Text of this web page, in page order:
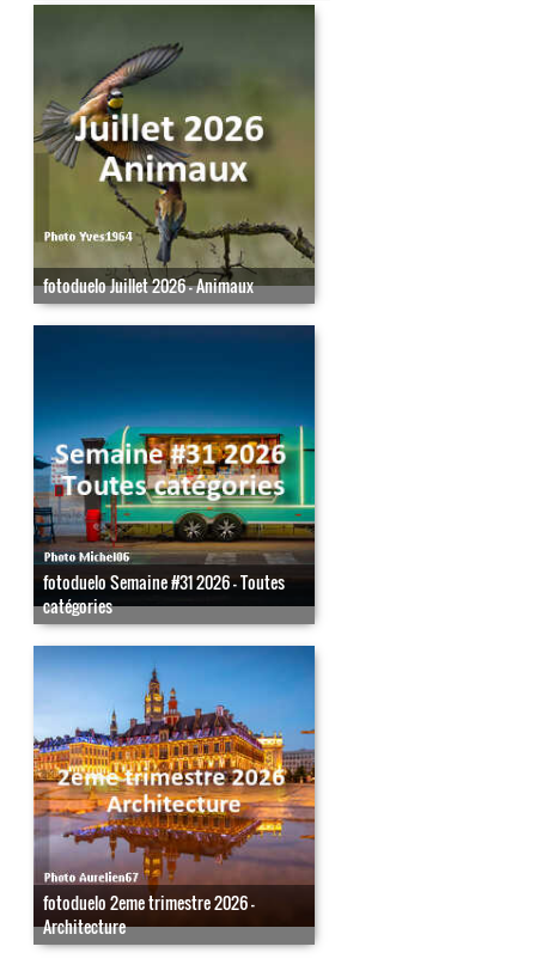
fotoduelo Juillet 2026 - Animaux
fotoduelo Semaine #31 2026 - Toutes
catégories
fotoduelo 2eme trimestre 2026 -
Architecture